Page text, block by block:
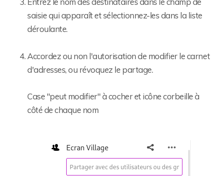
saisie qui apparaît et sélectionnez-les dans la liste
déroulante.
Accordez ou non l'autorisation de modifier le carnet
d'adresses, ou révoquez le partage.
Case "peut modifier" à cocher et icône corbeille à
côté de chaque nom